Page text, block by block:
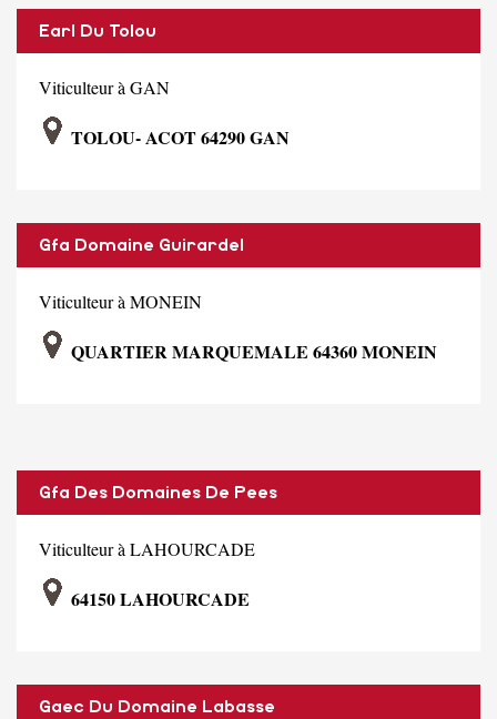
Earl Du Tolou
Viticulteur à GAN
TOLOU- ACOT 64290 GAN
Gfa Domaine Guirardel
Viticulteur à MONEIN
QUARTIER MARQUEMALE 64360 MONEIN
Gfa Des Domaines De Pees
Viticulteur à LAHOURCADE
64150 LAHOURCADE
Gaec Du Domaine Labasse